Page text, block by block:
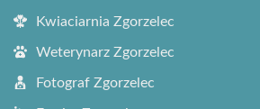
Kwiaciarnia Zgorzelec
Weterynarz Zgorzelec
Fotograf Zgorzelec